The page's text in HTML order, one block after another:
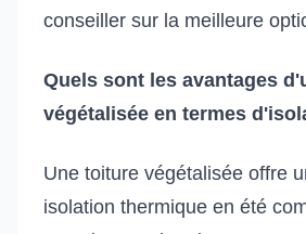
conseiller sur la meilleure
Quels sont les avantages
végétalisée en termes
Une toiture végétalisée offre
isolation thermique en été